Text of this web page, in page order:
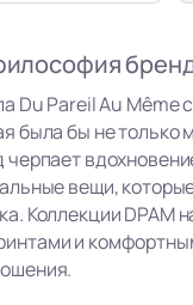
Du Pareil Au
была бы не только
черпает
вещи,
Коллекции DPAM
и